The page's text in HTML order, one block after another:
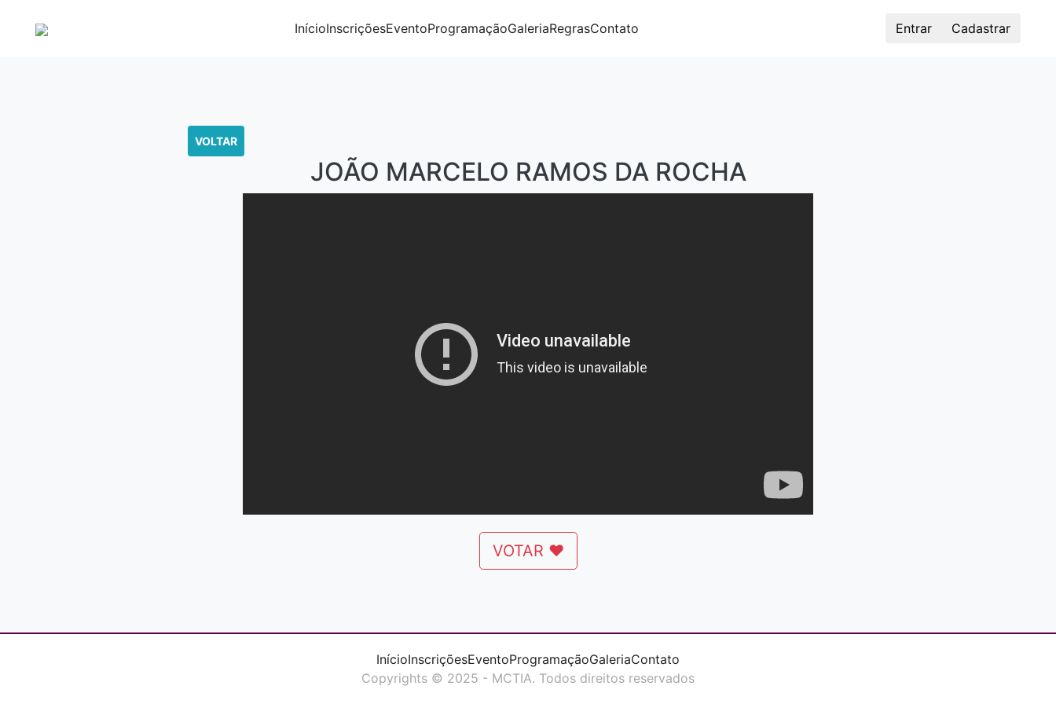
InícioInscriçõesEventoProgramaçãoGaleriaRegrasContato Entrar Cadastrar
VOLTAR
JOÃO MARCELO RAMOS DA ROCHA
VOTAR ❤
InícioInscriçõesEventoProgramaçãoGaleriaContato
Copyrights © 2025 - MCTIA. Todos direitos reservados